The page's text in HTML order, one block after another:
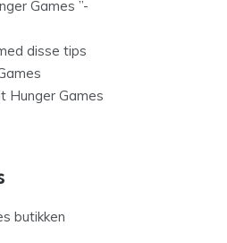
Games ”-
disse tips
Hunger Games
butikken